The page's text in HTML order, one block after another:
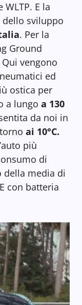
E la
dello sviluppo
. Per la
Ground
Qui vengono
ed
ostica per
a lungo a 130
da noi in
ai 10°C.
più
di
della media di
con batteria